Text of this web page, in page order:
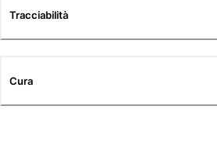
Pantaloni
Vedi tutti i Abbigliamento
Tracciabilità
Cura